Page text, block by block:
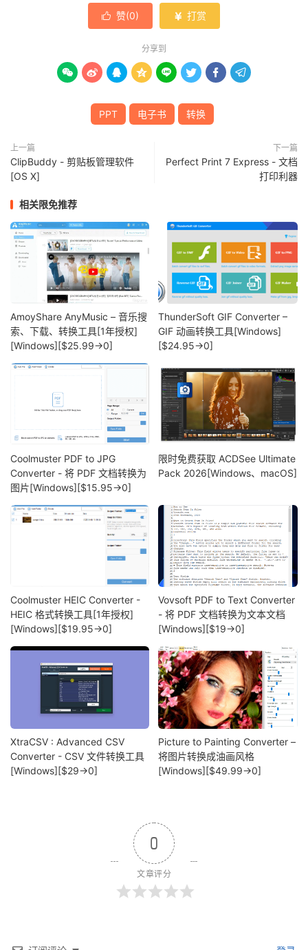
 赞(0)  打赏
分享到
       
PPT 电子书 转换
上一篇
ClipBuddy - 剪贴板管理软件
[OS X]
下一篇
Perfect Print 7 Express - 文档
打印利器
相关限免推荐
AmoyShare AnyMusic – 音乐搜
索、下载、转换工具[1年授权]
[Windows][$25.99→0]
ThunderSoft GIF Converter –
GIF 动画转换工具[Windows]
[$24.95→0]
Coolmuster PDF to JPG
Converter - 将 PDF 文档转换为
图片[Windows][$15.95→0]
限时免费获取 ACDSee Ultimate
Pack 2026[Windows、macOS]
Coolmuster HEIC Converter -
HEIC 格式转换工具[1年授权]
[Windows][$19.95→0]
Vovsoft PDF to Text Converter
- 将 PDF 文档转换为文本文档
[Windows][$19→0]
XtraCSV : Advanced CSV
Converter - CSV 文件转换工具
[Windows][$29→0]
Picture to Painting Converter –
将图片转换成油画风格
[Windows][$49.99→0]
0
文章评分